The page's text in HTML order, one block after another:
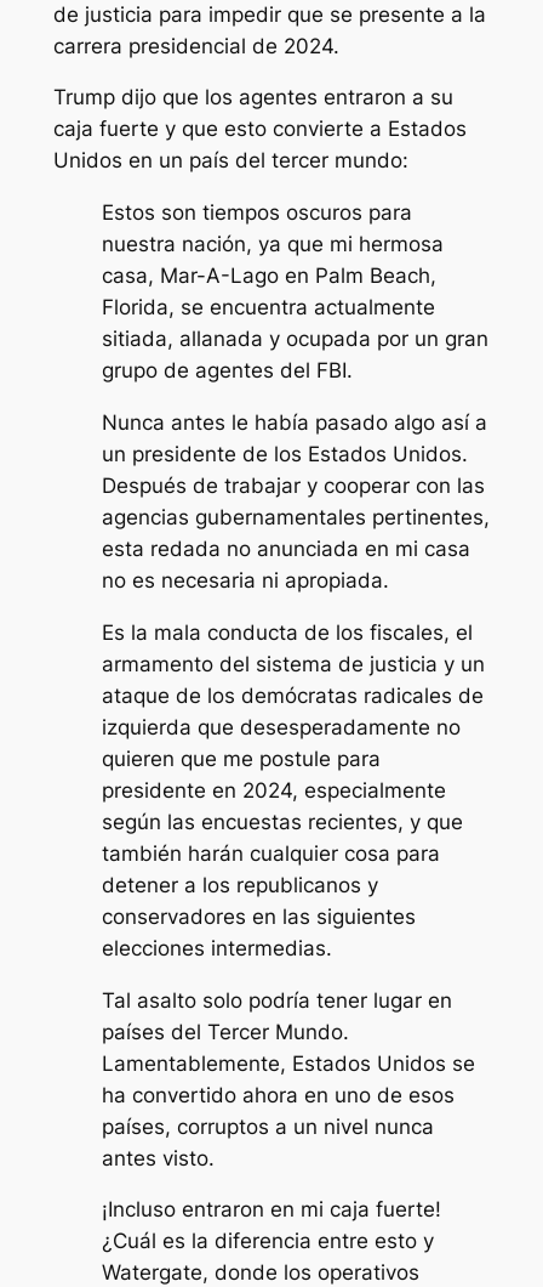
de justicia para impedir que se presente a la
carrera presidencial de 2024.
Trump dijo que los agentes entraron a su
caja fuerte y que esto convierte a Estados
Unidos en un país del tercer mundo:
Estos son tiempos oscuros para
nuestra nación, ya que mi hermosa
casa, Mar-A-Lago en Palm Beach,
Florida, se encuentra actualmente
sitiada, allanada y ocupada por un gran
grupo de agentes del FBI.
Nunca antes le había pasado algo así a
un presidente de los Estados Unidos.
Después de trabajar y cooperar con las
agencias gubernamentales pertinentes,
esta redada no anunciada en mi casa
no es necesaria ni apropiada.
Es la mala conducta de los fiscales, el
armamento del sistema de justicia y un
ataque de los demócratas radicales de
izquierda que desesperadamente no
quieren que me postule para
presidente en 2024, especialmente
según las encuestas recientes, y que
también harán cualquier cosa para
detener a los republicanos y
conservadores en las siguientes
elecciones intermedias.
Tal asalto solo podría tener lugar en
países del Tercer Mundo.
Lamentablemente, Estados Unidos se
ha convertido ahora en uno de esos
países, corruptos a un nivel nunca
antes visto.
¡Incluso entraron en mi caja fuerte!
¿Cuál es la diferencia entre esto y
Watergate, donde los operativos